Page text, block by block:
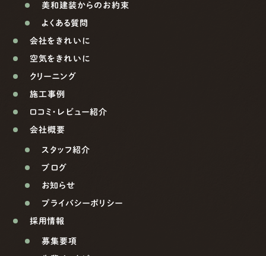
美和建装からのお約束
よくある質問
会社をきれいに
空気をきれいに
クリーニング
施工事例
口コミ・レビュー紹介
会社概要
スタッフ紹介
ブログ
お知らせ
プライバシーポリシー
採用情報
募集要項